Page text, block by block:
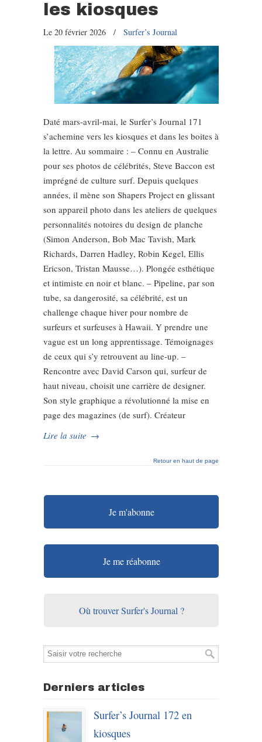
les kiosques
Le 20 février 2026 / Surfer’s Journal
Daté mars-avril-mai, le Surfer’s Journal 171
s’achemine vers les kiosques et dans les boites à
la lettre. Au sommaire : – Connu en Australie
pour ses photos de célébrités, Steve Baccon est
imprégné de culture surf. Depuis quelques
années, il mène son Shapers Project en glissant
son appareil photo dans les ateliers de quelques
personnalités notoires du design de planche
(Simon Anderson, Bob Mac Tavish, Mark
Richards, Darren Hadley, Robin Kegel, Ellis
Ericson, Tristan Mausse…). Plongée esthétique
et intimiste en noir et blanc. – Pipeline, par son
tube, sa dangerosité, sa célébrité, est un
challenge chaque hiver pour nombre de
surfeurs et surfeuses à Hawaii. Y prendre une
vague est un long apprentissage. Témoignages
de ceux qui s’y retrouvent au line-up. –
Rencontre avec David Carson qui, surfeur de
haut niveau, choisit une carrière de designer.
Son style graphique a révolutionné la mise en
page des magazines (de surf). Créateur
Lire la suite →
Retour en haut de page
Je m'abonne
Je me réabonne
Où trouver Surfer's Journal ?
Derniers articles
Surfer’s Journal 172 en
kiosques